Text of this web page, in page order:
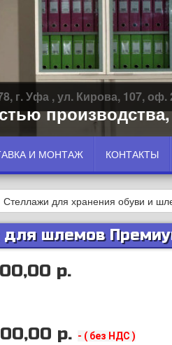
г. Уфа , ул. Кирова, 107, оф.
производства,
И МОНТАЖ КОНТАКТЫ
Стеллажи для хранения обуви и
шлемов
р.
р. - ( без НДС )